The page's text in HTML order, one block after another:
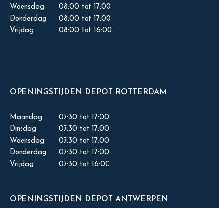
Woensdag
08:00 tot 17:00
Donderdag
08:00 tot 17:00
Vrijdag
08:00 tot 16:00
OPENINGSTIJDEN DEPOT ROTTERDAM
Maandag
07:30 tot 17:00
Dinsdag
07:30 tot 17:00
Woensdag
07:30 tot 17:00
Donderdag
07:30 tot 17:00
Vrijdag
07:30 tot 16:00
OPENINGSTIJDEN DEPOT ANTWERPEN